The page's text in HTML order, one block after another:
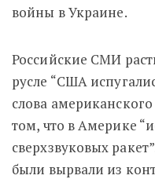
войны в Украине.
Российские СМИ
русле “США
слова
том, что в Америке
сверхзвуковых
были вырвали из